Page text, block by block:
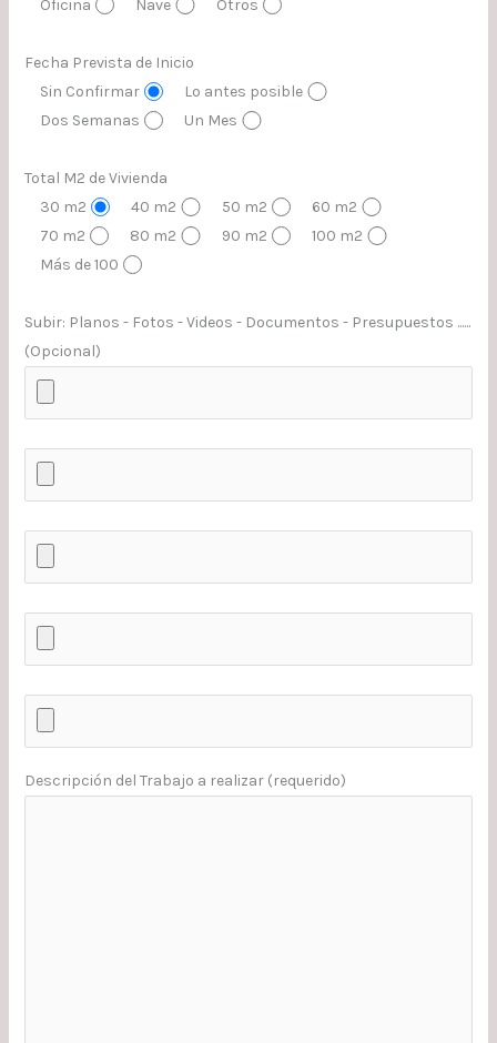
Oficina Nave Otros
Fecha Prevista de Inicio
Sin Confirmar
Lo antes posible
Dos Semanas
Un Mes
Total M2 de Vivienda
30 m2
40 m2 50 m2
60 m2
70 m2
80 m2 90 m2
100 m2
Más de 100
Subir: Planos - Fotos - Videos - Documentos - Presupuestos ......
(Opcional)
Descripción del Trabajo a realizar (requerido)